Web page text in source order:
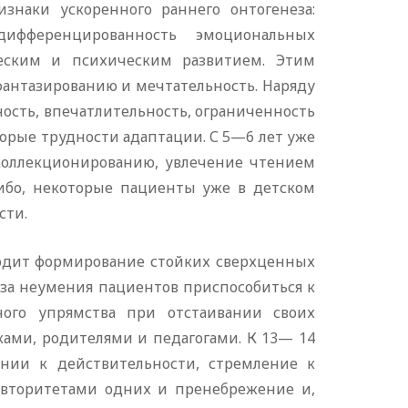
ускоренного раннего онтогенеза:
эмоциональных
и психическим развитием. Этим
и мечтательность. Наряду
впечатлительность, ограниченность
трудности адаптации. С 5—6 лет уже
увлечение чтением
некоторые пациенты уже в детском
формирование стойких сверхценных
неумения пациентов приспособиться к
упрямства при отстаивании своих
родителями и педагогами. К 13— 14
к действительности, стремление к
одних и пренебрежение и,